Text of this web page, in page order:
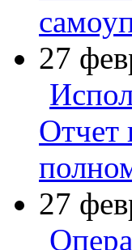
27
Отчет
27